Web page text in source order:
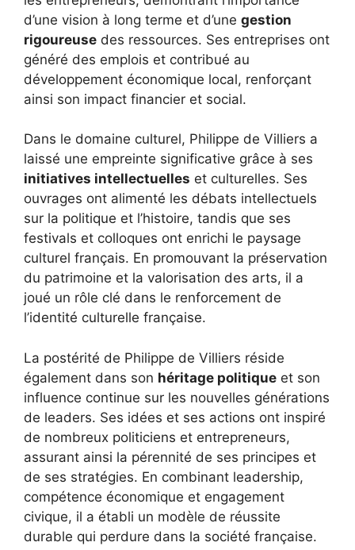
d’une vision à long terme et d’une gestion
rigoureuse des ressources. Ses entreprises ont
généré des emplois et contribué au
développement économique local, renforçant
ainsi son impact financier et social.
Dans le domaine culturel, Philippe de Villiers a
laissé une empreinte significative grâce à ses
initiatives intellectuelles et culturelles. Ses
ouvrages ont alimenté les débats intellectuels
sur la politique et l’histoire, tandis que ses
festivals et colloques ont enrichi le paysage
culturel français. En promouvant la préservation
du patrimoine et la valorisation des arts, il a
joué un rôle clé dans le renforcement de
l’identité culturelle française.
La postérité de Philippe de Villiers réside
également dans son héritage politique et son
influence continue sur les nouvelles générations
de leaders. Ses idées et ses actions ont inspiré
de nombreux politiciens et entrepreneurs,
assurant ainsi la pérennité de ses principes et
de ses stratégies. En combinant leadership,
compétence économique et engagement
civique, il a établi un modèle de réussite
durable qui perdure dans la société française.